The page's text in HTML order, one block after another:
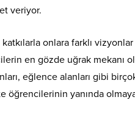
veriyor.
onlara farklı
en gözde uğrak mekanı
eğlence alanları gibi
öğrencilerinin yanında